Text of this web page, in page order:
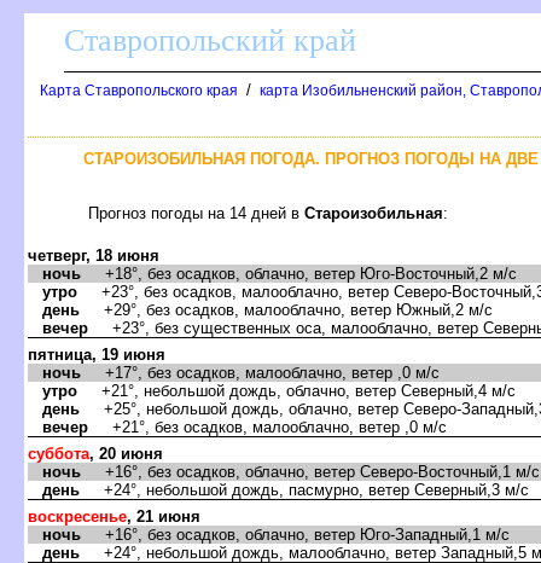
Ставропольский край
Карта Ставропольского края / карта Изобильненский район,
СТАРОИЗОБИЛЬНАЯ ПОГОДА. ПРОГНОЗ ПОГОДЫ НА
Прогноз погоды на 14 дней в Староизобильная:
четверг, 18 июня
ночь +18°, без осадков, облачно, ветер Юго-Восточный,2 м/с
утро +23°, без осадков, малооблачно, ветер Северо-
день +29°, без осадков, малооблачно, ветер Южный,2 м/с
вечер +23°, без существенных оса, малооблачно, ветер
пятница, 19 июня
ночь +17°, без осадков, малооблачно, ветер ,0 м/с
утро +21°, небольшой дождь, облачно, ветер Северный,4 м/с
день +25°, небольшой дождь, облачно, ветер Северо-
вечер +21°, без осадков, малооблачно, ветер ,0 м/с
суббота, 20 июня
ночь +16°, без осадков, облачно, ветер Северо-Восточный,1 м/с
день +24°, небольшой дождь, пасмурно, ветер Северный,3 м/с
воскресенье, 21 июня
ночь +16°, без осадков, облачно, ветер Юго-Западный,1 м/с
день +24°, небольшой дождь, малооблачно, ветер Западный,5